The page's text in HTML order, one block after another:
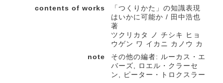
contents of works
「つくりかた」の知識表現
はいかに可能か / 田中浩也
著
ツクリカタ ノ チシキ ヒョ
ウゲン ワ イカニ カノウ カ
note
その他の編者: ルーカス・エ
バーズ, ロエル・クラーセ
ン, ピーター・トロクスラー